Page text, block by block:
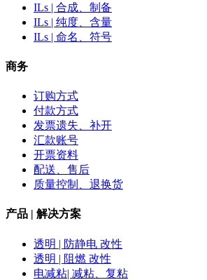
ILs | 合成、制备
ILs | 纯度、含量
ILs | 命名、符号
商务
订购方式
付款方式
发票遗失、补开
汇款账号
开票资料
配送、售后
质量控制、退换货
产品 | 解决方案
透明 | 防静电 改性
透明 | 阻燃 改性
电减粘| 减粘、复粘